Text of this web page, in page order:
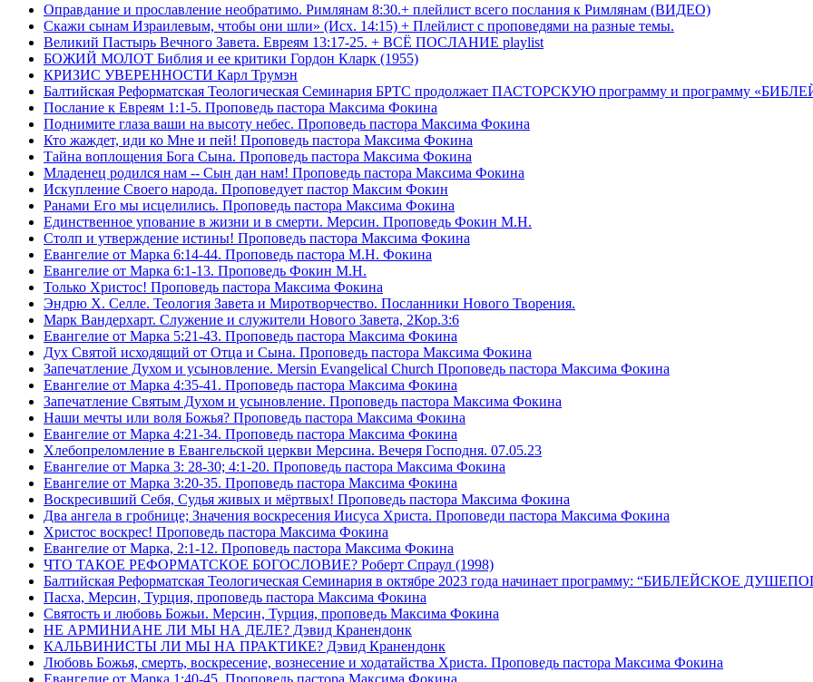
Оправдание и прославление необратимо. Римлянам 8:30.+ плейлист всего послания к Римлянам (ВИДЕО)
Скажи сынам Израилевым, чтобы они шли» (Исх. 14:15) + Плейлист с проповедями на разные темы.
Великий Пастырь Вечного Завета. Евреям 13:17-25. + ВСЁ ПОСЛАНИЕ playlist
БОЖИЙ МОЛОТ Библия и ее критики Гордон Кларк (1955)
КРИЗИС УВЕРЕННОСТИ Карл Трумэн
Балтийская Реформатская Теологическая Семинария БРТС продолжает ПАСТОРСКУЮ программу и программу
Послание к Евреям 1:1-5. Проповедь пастора Максима Фокина
Поднимите глаза ваши на высоту небес. Проповедь пастора Максима Фокина
Кто жаждет, иди ко Мне и пей! Проповедь пастора Максима Фокина
Тайна воплощения Бога Сына. Проповедь пастора Максима Фокина
Младенец родился нам -- Сын дан нам! Проповедь пастора Максима Фокина
Искупление Своего народа. Проповедует пастор Максим Фокин
Ранами Его мы исцелились. Проповедь пастора Максима Фокина
Единственное упование в жизни и в смерти. Мерсин. Проповедь Фокин М.Н.
Столп и утверждение истины! Проповедь пастора Максима Фокина
Евангелие от Марка 6:14-44. Проповедь пастора М.Н. Фокина
Евангелие от Марка 6:1-13. Проповедь Фокин М.Н.
Только Христос! Проповедь пастора Максима Фокина
Эндрю Х. Селле. Теология Завета и Миротворчество. Посланники Нового Творения.
Марк Вандерхарт. Служение и служители Нового Завета, 2Кор.3:6
Евангелие от Марка 5:21-43. Проповедь пастора Максима Фокина
Дух Святой исходящий от Отца и Сына. Проповедь пастора Максима Фокина
Запечатление Духом и усыновление. Mersin Evangelical Church Проповедь пастора Максима Фокина
Евангелие от Марка 4:35-41. Проповедь пастора Максима Фокина
Запечатление Святым Духом и усыновление. Проповедь пастора Максима Фокина
Наши мечты или воля Божья? Проповедь пастора Максима Фокина
Евангелие от Марка 4:21-34. Проповедь пастора Максима Фокина
Хлебопреломление в Евангельской церкви Мерсина. Вечеря Господня. 07.05.23
Евангелие от Марка 3: 28-30; 4:1-20. Проповедь пастора Максима Фокина
Евангелие от Марка 3:20-35. Проповедь пастора Максима Фокина
Воскресивший Себя, Судья живых и мëртвых! Проповедь пастора Максима Фокина
Два ангела в гробнице; Значения воскресения Иисуса Христа. Проповеди пастора Максима Фокина
Христос воскрес! Проповедь пастора Максима Фокина
Евангелие от Марка, 2:1-12. Проповедь пастора Максима Фокина
ЧТО ТАКОЕ РЕФОРМАТСКОЕ БОГОСЛОВИЕ? Роберт Спраул (1998)
Балтийская Реформатская Теологическая Семинария в октябре 2023 года начинает программу: “БИБЛЕЙСКОЕ
Пасха, Мерсин, Турция, проповедь пастора Максима Фокина
Святость и любовь Божьи. Мерсин, Турция, проповедь Максима Фокина
НЕ АРМИНИАНЕ ЛИ МЫ НА ДЕЛЕ? Дэвид Кранендонк
КАЛЬВИНИСТЫ ЛИ МЫ НА ПРАКТИКЕ? Дэвид Кранендонк
Любовь Божья, смерть, воскресение, вознесение и ходатайства Христа. Проповедь пастора Максима Фокина
Евангелие от Марка 1:40-45. Проповедь пастора Максима Фокина